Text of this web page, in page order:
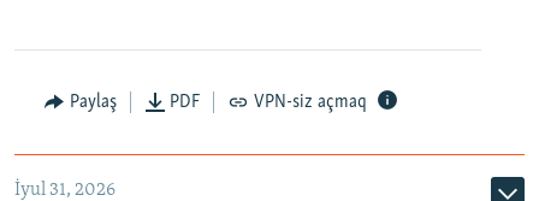
Paylaş PDF VPN-siz açmaq
İyul 31, 2026